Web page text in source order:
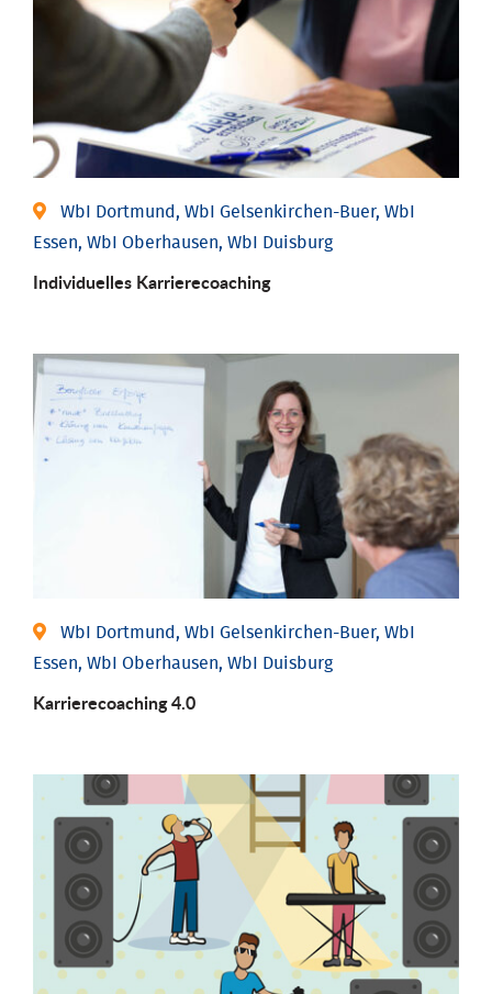
WbI Dortmund, WbI Gelsenkirchen-Buer, WbI
Essen, WbI Oberhausen, WbI Duisburg
Individu­elles Karrierecoaching
WbI Dortmund, WbI Gelsenkirchen-Buer, WbI
Essen, WbI Oberhausen, WbI Duisburg
Karriere­coaching 4.0